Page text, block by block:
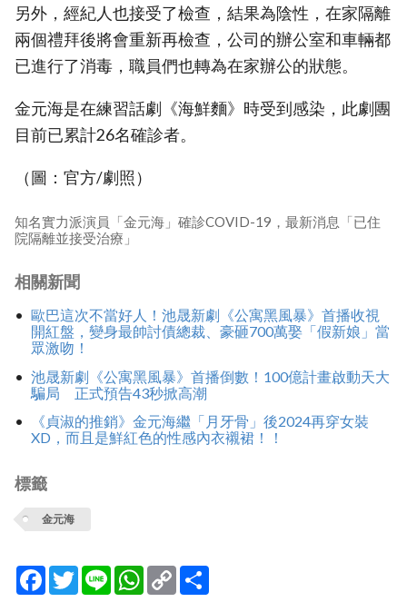
另外，經紀人也接受了檢查，結果為陰性，在家隔離
兩個禮拜後將會重新再檢查，公司的辦公室和車輛都
已進行了消毒，職員們也轉為在家辦公的狀態。
金元海是在練習話劇《海鮮麵》時受到感染，此劇團
目前已累計26名確診者。
（圖：官方/劇照）
知名實力派演員「金元海」確診COVID-19，最新消息「已住
院隔離並接受治療」
相關新聞
歐巴這次不當好人！池晟新劇《公寓黑風暴》首播收視
開紅盤，變身最帥討債總裁、豪砸700萬娶「假新娘」當
眾激吻！
池晟新劇《公寓黑風暴》首播倒數！100億計畫啟動天大
騙局 正式預告43秒掀高潮
《貞淑的推銷》金元海繼「月牙骨」後2024再穿女裝
XD，而且是鮮紅色的性感內衣襯裙！！
標籤
金元海
Facebook
TwitterLine WhatsApp
Copy
Link